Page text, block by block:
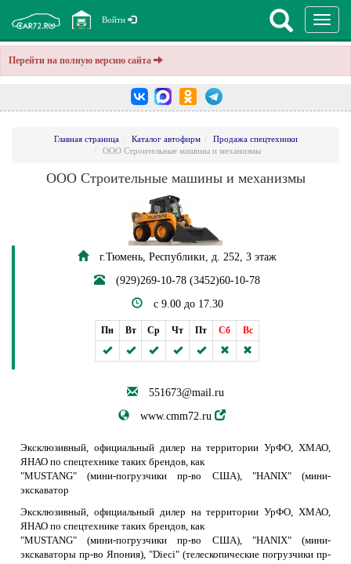
Перейти на полную версию сайта
Войти
Главная страница Каталог автофирм
Продажа спецтехники
ООО Строительные машины и механизмы
ООО Строительные машины и механизмы
г.Тюмень, Республики, д. 252, 3 этаж
(929)269-10-78 (3452)60-10-78
c 9.00 до 17.30
Пн Вт Ср Чт Пт Сб Вс
551673@mail.ru
www.cmm72.ru
Эксклюзивный, официальный дилер на территории УрФО, ХМАО,
ЯНАО по спецтехнике таких брендов, как
"MUSTANG" (мини-погрузчики пр-во США), "HANIX" (мини-
экскаватор
Эксклюзивный, официальный дилер на территории УрФО, ХМАО,
ЯНАО по спецтехнике таких брендов, как
"MUSTANG" (мини-погрузчики пр-во США), "HANIX" (мини-
экскаваторы пр-во Япония), "Dieci" (телескопические погрузчики пр-